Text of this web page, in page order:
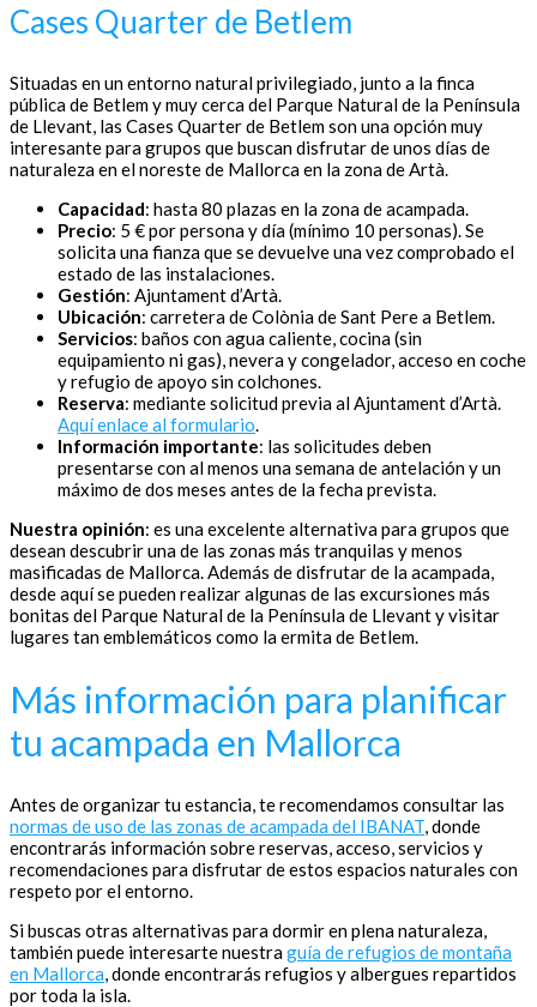
Cases Quarter de Betlem
Situadas en un entorno natural privilegiado, junto a la finca
pública de Betlem y muy cerca del Parque Natural de la Península
de Llevant, las Cases Quarter de Betlem son una opción muy
interesante para grupos que buscan disfrutar de unos días de
naturaleza en el noreste de Mallorca en la zona de Artà.
Capacidad: hasta 80 plazas en la zona de acampada.
Precio: 5 € por persona y día (mínimo 10 personas). Se
solicita una fianza que se devuelve una vez comprobado el
estado de las instalaciones.
Gestión: Ajuntament d’Artà.
Ubicación: carretera de Colònia de Sant Pere a Betlem.
Servicios: baños con agua caliente, cocina (sin
equipamiento ni gas), nevera y congelador, acceso en coche
y refugio de apoyo sin colchones.
Reserva: mediante solicitud previa al Ajuntament d’Artà.
Aquí enlace al formulario.
Información importante: las solicitudes deben
presentarse con al menos una semana de antelación y un
máximo de dos meses antes de la fecha prevista.
Nuestra opinión: es una excelente alternativa para grupos que
desean descubrir una de las zonas más tranquilas y menos
masificadas de Mallorca. Además de disfrutar de la acampada,
desde aquí se pueden realizar algunas de las excursiones más
bonitas del Parque Natural de la Península de Llevant y visitar
lugares tan emblemáticos como la ermita de Betlem.
Más información para planificar
tu acampada en Mallorca
Antes de organizar tu estancia, te recomendamos consultar las
normas de uso de las zonas de acampada del IBANAT, donde
encontrarás información sobre reservas, acceso, servicios y
recomendaciones para disfrutar de estos espacios naturales con
respeto por el entorno.
Si buscas otras alternativas para dormir en plena naturaleza,
también puede interesarte nuestraguía de refugios de montaña
en Mallorca, donde encontrarás refugios y albergues repartidos
por toda la isla.